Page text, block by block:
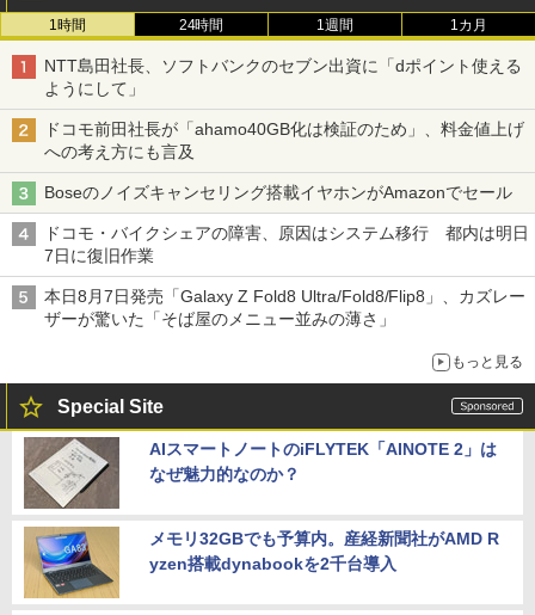
1時間 24時間 1週間 1カ月
NTT島田社長、ソフトバンクのセブン出資に「dポイント使える
ようにして」
ドコモ前田社長が「ahamo40GB化は検証のため」、料金値上げ
への考え方にも言及
Boseのノイズキャンセリング搭載イヤホンがAmazonでセール
ドコモ・バイクシェアの障害、原因はシステム移行 都内は明日
7日に復旧作業
本日8月7日発売「Galaxy Z Fold8 Ultra/Fold8/Flip8」、カズレー
ザーが驚いた「そば屋のメニュー並みの薄さ」
もっと見る
Special Site
AIスマートノートのiFLYTEK「AINOTE 2」は
なぜ魅力的なのか？
メモリ32GBでも予算内。産経新聞社がAMD R
yzen搭載dynabookを2千台導入